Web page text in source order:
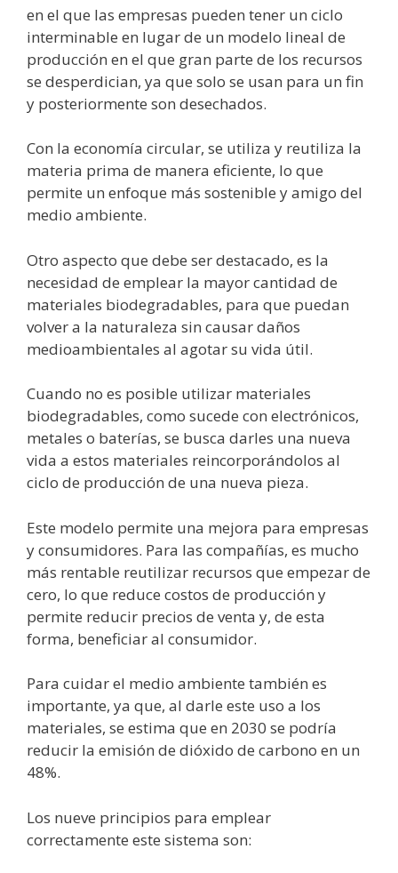
en el que las empresas pueden tener un ciclo
interminable en lugar de un modelo lineal de
producción en el que gran parte de los recursos
se desperdician, ya que solo se usan para un fin
y posteriormente son desechados.
Con la economía circular, se utiliza y reutiliza la
materia prima de manera eficiente, lo que
permite un enfoque más sostenible y amigo del
medio ambiente.
Otro aspecto que debe ser destacado, es la
necesidad de emplear la mayor cantidad de
materiales biodegradables, para que puedan
volver a la naturaleza sin causar daños
medioambientales al agotar su vida útil.
Cuando no es posible utilizar materiales
biodegradables, como sucede con electrónicos,
metales o baterías, se busca darles una nueva
vida a estos materiales reincorporándolos al
ciclo de producción de una nueva pieza.
Este modelo permite una mejora para empresas
y consumidores. Para las compañías, es mucho
más rentable reutilizar recursos que empezar de
cero, lo que reduce costos de producción y
permite reducir precios de venta y, de esta
forma, beneficiar al consumidor.
Para cuidar el medio ambiente también es
importante, ya que, al darle este uso a los
materiales, se estima que en 2030 se podría
reducir la emisión de dióxido de carbono en un
48%.
Los nueve principios para emplear
correctamente este sistema son: